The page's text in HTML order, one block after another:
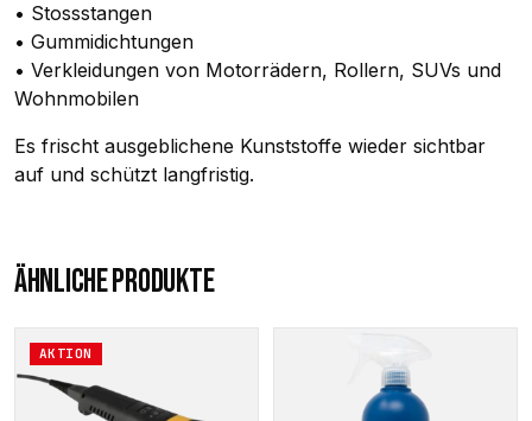
• Stossstangen
• Gummidichtungen
• Verkleidungen von Motorrädern, Rollern, SUVs und
Wohnmobilen
Es frischt ausgeblichene Kunststoffe wieder sichtbar
auf und schützt langfristig.
ÄHNLICHE PRODUKTE
AKTION